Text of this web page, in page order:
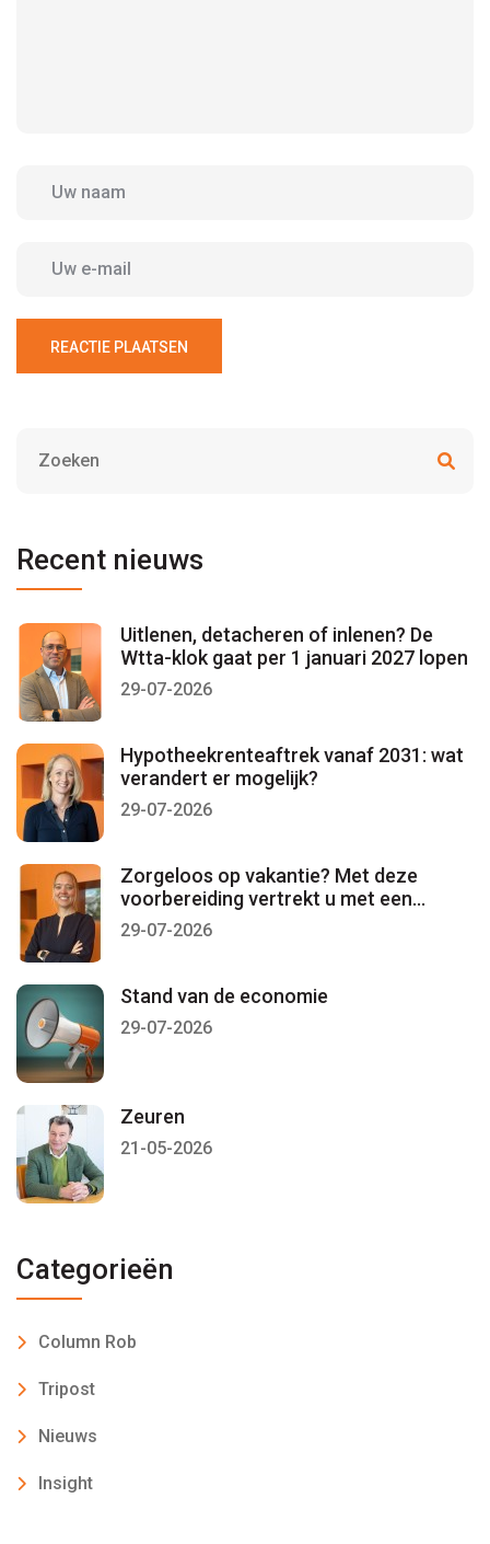
REACTIE PLAATSEN
Recent nieuws
Uitlenen, detacheren of inlenen? De
Wtta-klok gaat per 1 januari 2027 lopen
29-07-2026
Hypotheekrenteaftrek vanaf 2031: wat
verandert er mogelijk?
29-07-2026
Zorgeloos op vakantie? Met deze
voorbereiding vertrekt u met een
gerust gevoel
29-07-2026
Stand van de economie
29-07-2026
Zeuren
21-05-2026
Categorieën
Column Rob
Tripost
Nieuws
Insight